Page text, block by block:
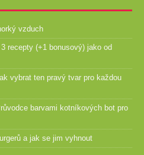
vzduch
recepty (+1 bonusový) jako od
vybrat ten pravý tvar pro každou
barvami kotníkových bot pro
a jak se jim vyhnout